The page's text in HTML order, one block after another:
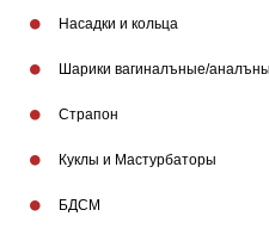
Насадки и кольца
Шарики вагиналъные/
Страпон
Куклы и Мастурбаторы
БДСМ